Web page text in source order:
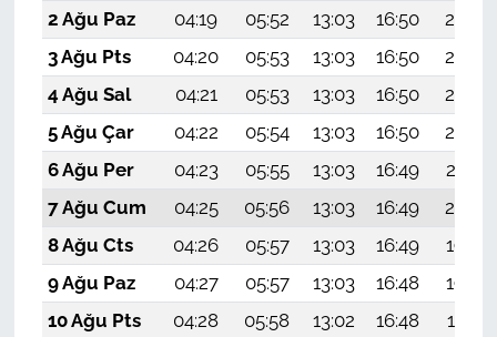
2 Ağu Paz
04:19 05:52 13:03 16:50
20:05
3 Ağu Pts
04:20 05:53 13:03 16:50
20:04
4 Ağu Sal
04:21 05:53 13:03 16:50
20:03
5 Ağu Çar
04:22 05:54 13:03 16:50
20:02
6 Ağu Per
04:23 05:55 13:03 16:49
20:01
7 Ağu Cum
04:25 05:56 13:03 16:49
20:00
8 Ağu Cts
04:26 05:57 13:03 16:49
19:59
9 Ağu Paz
04:27 05:57 13:03 16:48
19:58
10 Ağu Pts
04:28 05:58 13:02 16:48
19:57